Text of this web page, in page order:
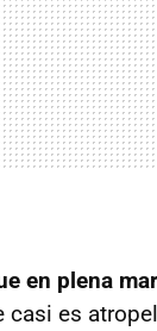
en plena
casi es